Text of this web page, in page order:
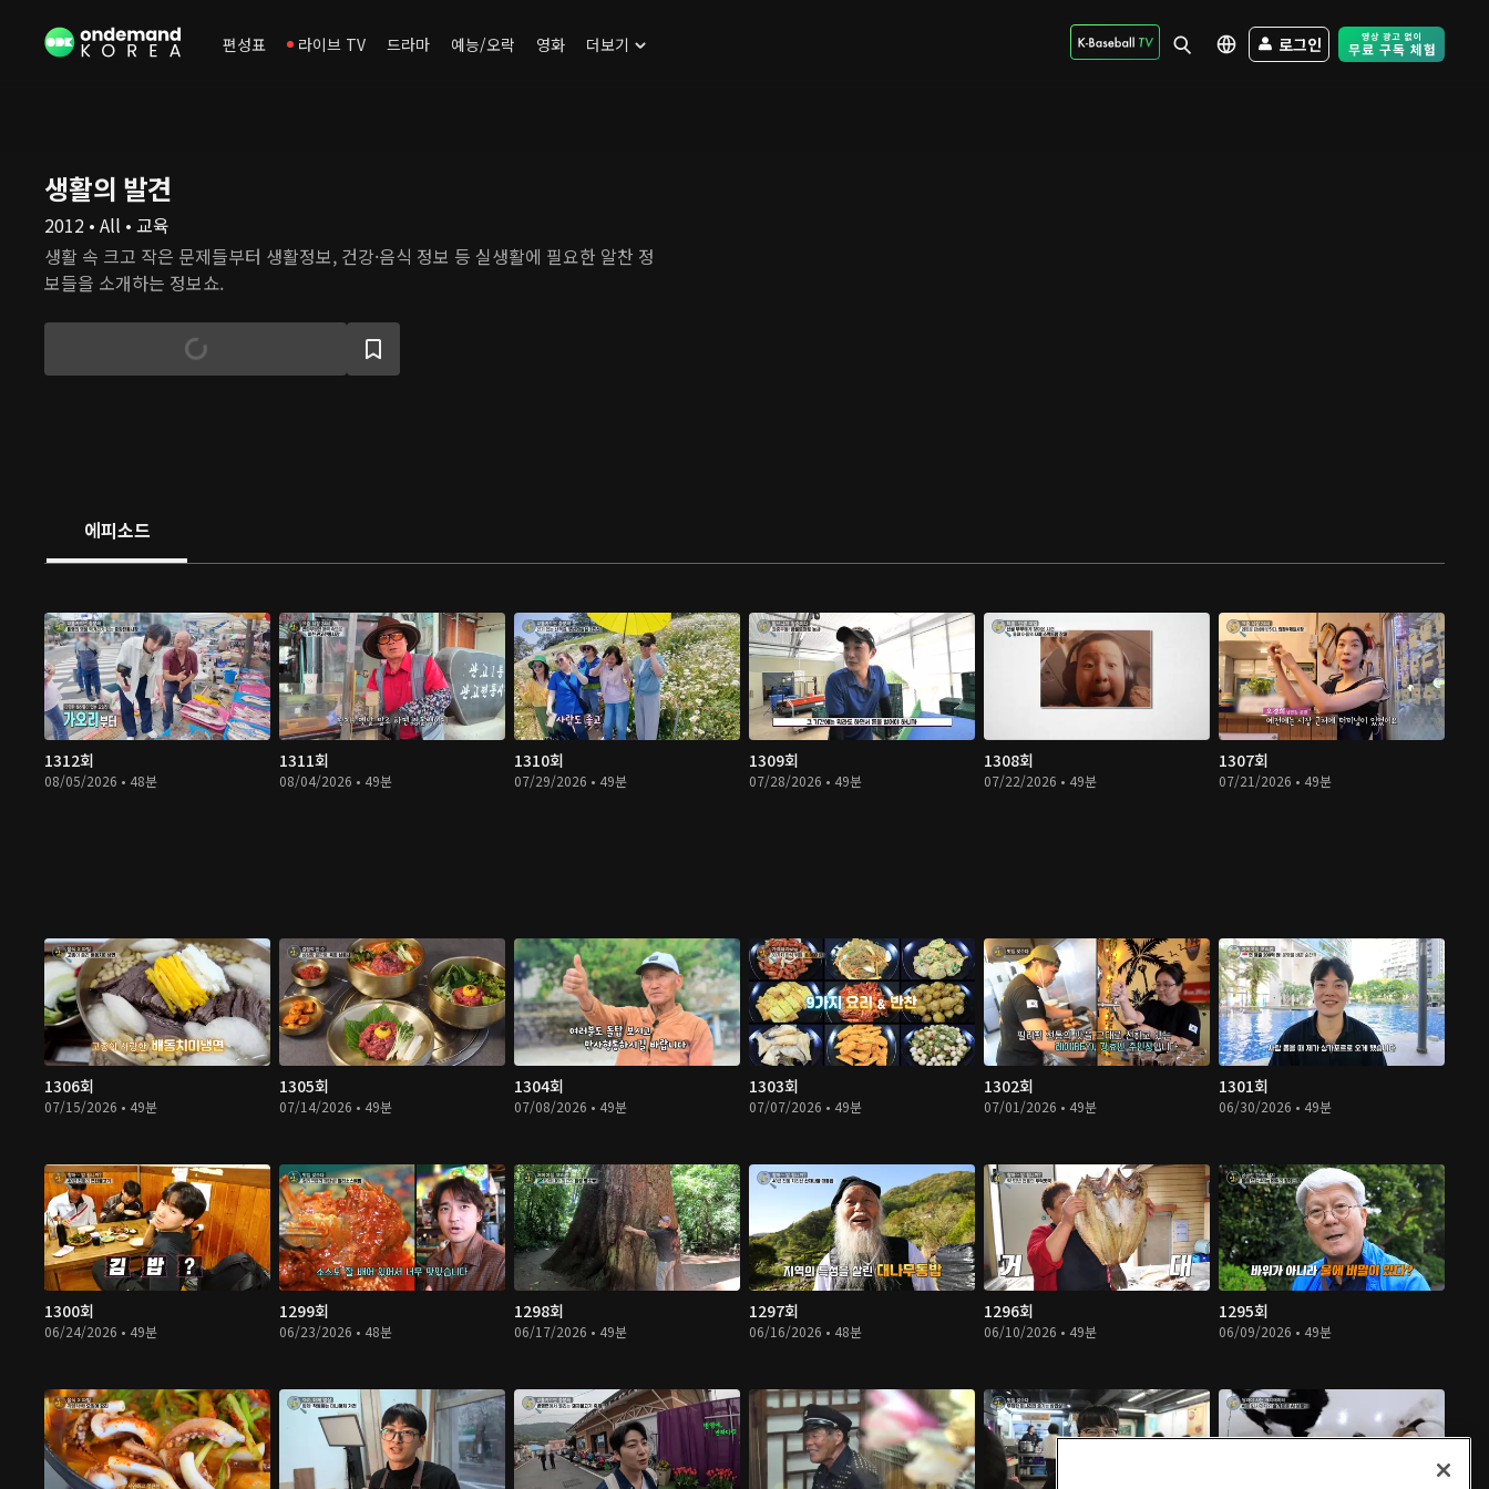
편성표 라이브 TV 드라마 예능/오락 영화 더보기 로그인 Free Trial -
생활의 발견
2012 • All • 교육
생활 속 크고 작은 문제들부터 생활정보, 건강·음식 정보 등 실생활에 필요한 알찬 정
보들을 소개하는 정보쇼.
에피소드
1312회
08/05/2026 • 48분
1311회
08/04/2026 • 49분
1310회
07/29/2026 • 49분
1309회
07/28/2026 • 49분
1308회
07/22/2026 • 49분
1307회
07/21/2026 • 49분
1306회
07/15/2026 • 49분
1305회
07/14/2026 • 49분
1304회
07/08/2026 • 49분
1303회
07/07/2026 • 49분
1302회
07/01/2026 • 49분
1301회
06/30/2026 • 49분
1300회
06/24/2026 • 49분
1299회
06/23/2026 • 48분
1298회
06/17/2026 • 49분
1297회
06/16/2026 • 48분
1296회
06/10/2026 • 49분
1295회
06/09/2026 • 49분